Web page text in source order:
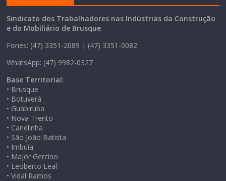
Sindicato dos Trabalhadores nas Indústrias da Construção
e do Mobiliário de Brusque
Fones: (47) 3351-2089 | (47) 3351-0082
WhatsApp: (47) 9982-0327
Base Territorial:
• Brusque
• Botuverá
• Guabiruba
• Nova Trento
• Canelinha
• São João Batista
• Imbuía
• Major Gercino
• Leoberto Leal
• Vidal Ramos